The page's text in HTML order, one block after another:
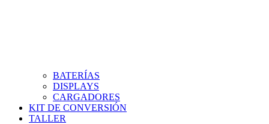
BATERÍAS
DISPLAYS
CARGADORES
KIT DE CONVERSIÓN
TALLER